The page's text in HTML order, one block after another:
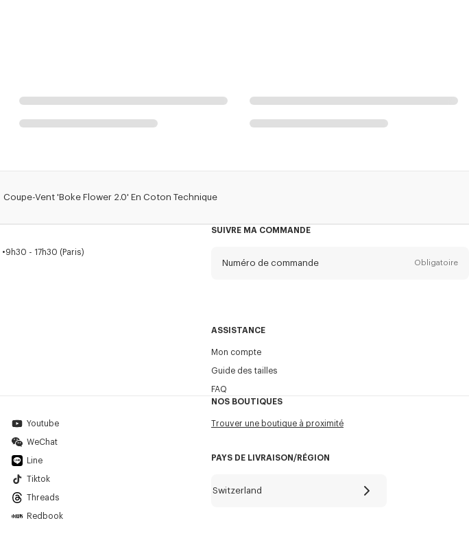
Coupe-Vent 'Boke Flower 2.0' En Coton Technique
9h30 - 17h30 (Paris)
SUIVRE MA COMMANDE
Numéro de commande Obligatoire
ASSISTANCE
Mon compte
Guide des tailles
FAQ
Youtube
WeChat
Line
Tiktok
Threads
Redbook
NOS BOUTIQUES
Trouver une boutique à proximité
PAYS DE LIVRAISON/RÉGION
Switzerland